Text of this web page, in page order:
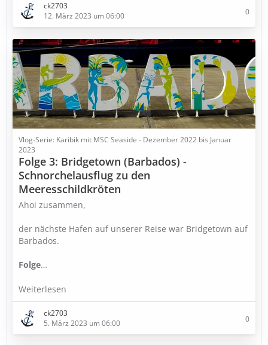
ck2703
12. März 2023 um 06:00
0
Vlog-Serie: Karibik mit MSC Seaside - Dezember 2022 bis Januar
2023
Folge 3: Bridgetown (Barbados) -
Schnorchelausflug zu den
Meeresschildkröten
Ahoi zusammen,
der nächste Hafen auf unserer Reise war Bridgetown auf
Barbados.
Folge…
Weiterlesen
ck2703
5. März 2023 um 06:00
0